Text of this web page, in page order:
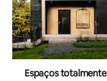
Espaços totalmente